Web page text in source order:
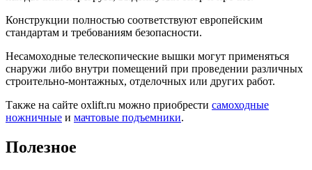
Конструкции полностью соответствуют европейским
стандартам и требованиям безопасности.
Несамоходные телескопические вышки могут применяться
снаружи либо внутри помещений при проведении различных
строительно-монтажных, отделочных или других работ.
Также на сайте oxlift.ru можно приобрести самоходные
ножничные и мачтовые подъемники.
Полезное